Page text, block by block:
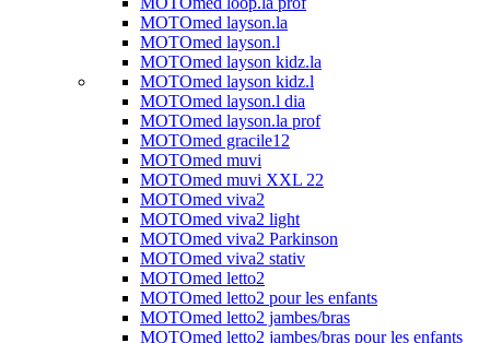
MOTOmed layson.la
MOTOmed layson.l
MOTOmed layson kidz.la
MOTOmed layson kidz.l
MOTOmed layson.l dia
MOTOmed layson.la prof
MOTOmed gracile12
MOTOmed muvi
MOTOmed muvi XXL 22
MOTOmed viva2
MOTOmed viva2 light
MOTOmed viva2 Parkinson
MOTOmed viva2 stativ
MOTOmed letto2
MOTOmed letto2 pour les enfants
MOTOmed letto2 jambes/bras
MOTOmed letto2 jambes/bras pour les enfants